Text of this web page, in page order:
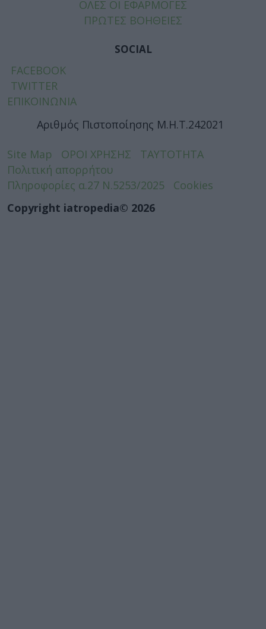
ΟΛΕΣ ΟΙ ΕΦΑΡΜΟΓΕΣ
ΠΡΩΤΕΣ ΒΟΗΘΕΙΕΣ
SOCIAL
FACEBOOK
TWITTER
ΕΠΙΚΟΙΝΩΝΙΑ
Αριθμός Πιστοποίησης Μ.Η.Τ.242021
Site Map ΟΡΟΙ ΧΡΗΣΗΣ
ΤΑΥΤΟΤΗΤΑ
Πολιτική απορρήτου
Πληροφορίες α.27 Ν.5253/2025
Cookies
Copyright iatropedia© 2026